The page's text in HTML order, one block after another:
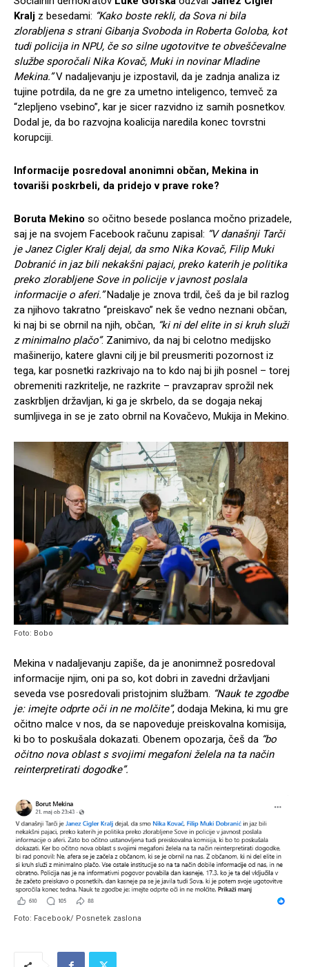
Kralj z besedami: “Kako boste rekli, da Sova ni bila
zlorabljena s strani Gibanja Svoboda in Roberta Goloba, kot
tudi policija in NPU, če so silne ugotovitve te obveščevalne
službe sporočali Nika Kovač, Muki in novinar Mladine
Mekina.”V nadaljevanju je izpostavil, da je zadnja analiza iz
tujine potrdila, da ne gre za umetno inteligenco, temveč za
“zlepljeno vsebino”, kar je sicer razvidno iz samih posnetkov.
Dodal je, da bo razvojna koalicija naredila konec tovrstni
korupciji.
Informacije posredoval anonimni občan, Mekina in
tovariši poskrbeli, da pridejo v prave roke?
Boruta Mekino so očitno besede poslanca močno prizadele,
saj je na svojem Facebook računu zapisal: “V današnji Tarči
je Janez Cigler Kralj dejal, da smo Nika Kovač, Filip Muki
Dobranić in jaz bili nekakšni pajaci, preko katerih je politika
preko zlorabljene Sove in policije v javnost poslala
informacije o aferi.”Nadalje je znova trdil, češ da je bil razlog
za njihovo takratno “preiskavo” nek še vedno neznani občan,
ki naj bi se obrnil na njih, občan, “ki ni del elite in si kruh služi
z minimalno plačo”. Zanimivo, da naj bi celotno medijsko
mašinerijo, katere glavni cilj je bil preusmeriti pozornost iz
tega, kar posnetki razkrivajo na to kdo naj bi jih posnel – torej
obremeniti razkritelje, ne razkrite – pravzaprav sprožil nek
zaskrbljen državljan, ki ga je skrbelo, da se dogaja nekaj
sumljivega in se je zato obrnil na Kovačevo, Mukija in Mekino.
Foto: Bobo
Mekina v nadaljevanju zapiše, da je anonimnež posredoval
informacije njim, oni pa so, kot dobri in zavedni državljani
seveda vse posredovali pristojnim službam. “Nauk te zgodbe
je: imejte odprte oči in ne molčite”, dodaja Mekina, ki mu gre
očitno malce v nos, da se napoveduje preiskovalna komisija,
ki bo to poskušala dokazati. Obenem opozarja, češ da “bo
očitno nova oblast s svojimi megafoni želela na ta način
reinterpretirati dogodke”.
Foto: Facebook/ Posnetek zaslona